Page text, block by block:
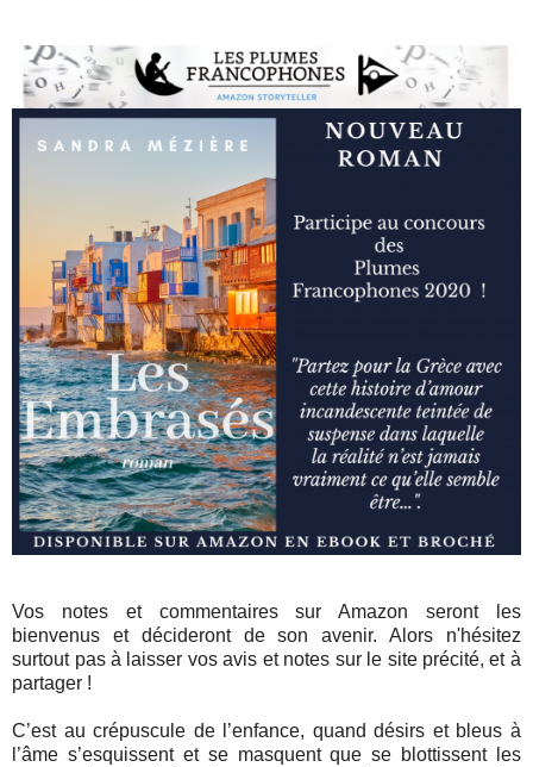
Vos notes et commentaires sur Amazon seront les
bienvenus et décideront de son avenir. Alors n'hésitez
surtout pas à laisser vos avis et notes sur le site précité, et à
partager !
C’est au crépuscule de l’enfance, quand désirs et bleus à
l’âme s’esquissent et se masquent que se blottissent les